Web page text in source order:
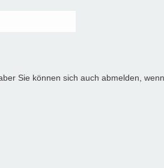
Sie können sich auch abmelden,